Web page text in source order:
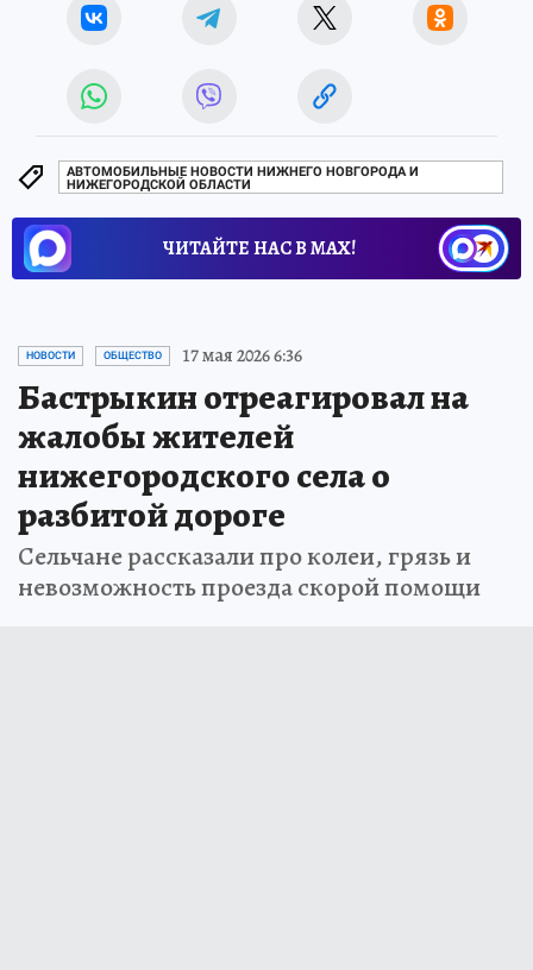
АВТОМОБИЛЬНЫЕ НОВОСТИ НИЖНЕГО НОВГОРОДА И
НИЖЕГОРОДСКОЙ ОБЛАСТИ
ЧИТАЙТЕ НАС В МАХ!
НОВОСТИ ОБЩЕСТВО 17 мая 2026 6:36
Бастрыкин отреагировал на
жалобы жителей
нижегородского села о
разбитой дороге
Сельчане рассказали про колеи, грязь и
невозможность проезда скорой помощи